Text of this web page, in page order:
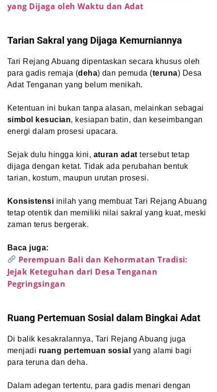
yang Dijaga oleh Waktu dan Adat
Tarian Sakral yang Dijaga Kemurniannya
Tari Rejang Abuang dipentaskan secara khusus oleh
para gadis remaja (deha) dan pemuda (teruna) Desa
Adat Tenganan yang belum menikah.
Ketentuan ini bukan tanpa alasan, melainkan sebagai
simbol kesucian, kesiapan batin, dan keseimbangan
energi dalam prosesi upacara.
Sejak dulu hingga kini, aturan adat tersebut tetap
dijaga dengan ketat. Tidak ada perubahan bentuk
tarian, kostum, maupun urutan prosesi.
Konsistensi inilah yang membuat Tari Rejang Abuang
tetap otentik dan memiliki nilai sakral yang kuat, meski
zaman terus bergerak.
Baca juga:
Perempuan Bali dan Kehormatan Tradisi:
Jejak Keteguhan dari Desa Tenganan
Pegringsingan
Ruang Pertemuan Sosial dalam Bingkai Adat
Di balik kesakralannya, Tari Rejang Abuang juga
menjadi ruang pertemuan sosial yang alami bagi
para teruna dan deha.
Dalam adegan tertentu, para gadis menari dengan